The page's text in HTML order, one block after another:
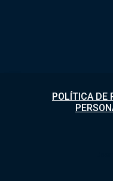
POLÍTICA DE